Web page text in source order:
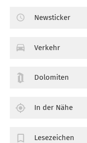
Newsticker
Verkehr
Dolomiten
In der Nähe
Lesezeichen